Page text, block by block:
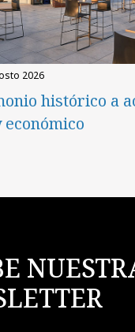
2026
histórico a